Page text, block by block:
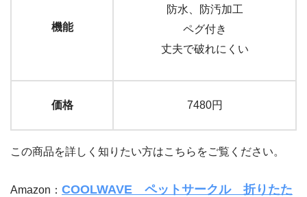
機能
防水、防汚加工
ペグ付き
丈夫で破れにくい
価格 7480円
この商品を詳しく知りたい方はこちらをご覧ください。
Amazon： COOLWAVE ペットサークル 折りたた